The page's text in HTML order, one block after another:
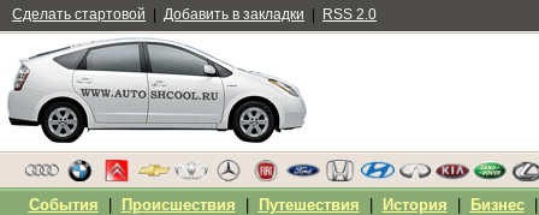
Сделать стартовой Добавить в закладки RSS 2.0
События Происшествия Путешествия История Бизнес